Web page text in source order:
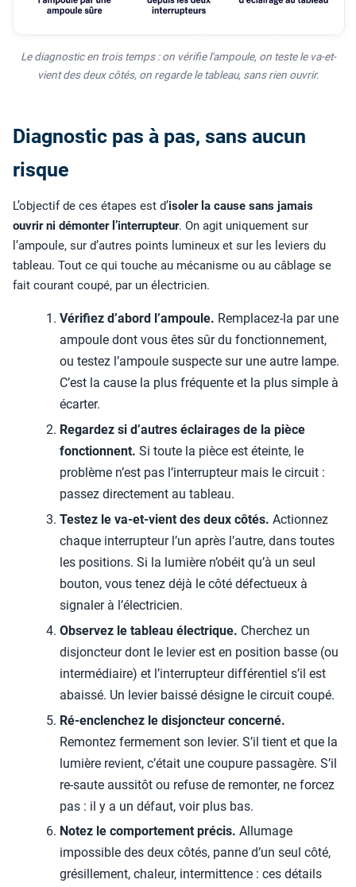
Le diagnostic en trois temps : on vérifie l'ampoule, on teste le va-et-
vient des deux côtés, on regarde le tableau, sans rien ouvrir.
Diagnostic pas à pas, sans aucun
risque
L’objectif de ces étapes est d’isoler la cause sans jamais
ouvrir ni démonter l’interrupteur. On agit uniquement sur
l’ampoule, sur d’autres points lumineux et sur les leviers du
tableau. Tout ce qui touche au mécanisme ou au câblage se
fait courant coupé, par un électricien.
Vérifiez d’abord l’ampoule. Remplacez-la par une
ampoule dont vous êtes sûr du fonctionnement,
ou testez l’ampoule suspecte sur une autre lampe.
C’est la cause la plus fréquente et la plus simple à
écarter.
Regardez si d’autres éclairages de la pièce
fonctionnent. Si toute la pièce est éteinte, le
problème n’est pas l’interrupteur mais le circuit :
passez directement au tableau.
Testez le va-et-vient des deux côtés. Actionnez
chaque interrupteur l’un après l’autre, dans toutes
les positions. Si la lumière n’obéit qu’à un seul
bouton, vous tenez déjà le côté défectueux à
signaler à l’électricien.
Observez le tableau électrique. Cherchez un
disjoncteur dont le levier est en position basse (ou
intermédiaire) et l’interrupteur différentiel s’il est
abaissé. Un levier baissé désigne le circuit coupé.
Ré-enclenchez le disjoncteur concerné.
Remontez fermement son levier. S’il tient et que la
lumière revient, c’était une coupure passagère. S’il
re-saute aussitôt ou refuse de remonter, ne forcez
pas : il y a un défaut, voir plus bas.
Notez le comportement précis. Allumage
impossible des deux côtés, panne d’un seul côté,
grésillement, chaleur, intermittence : ces détails